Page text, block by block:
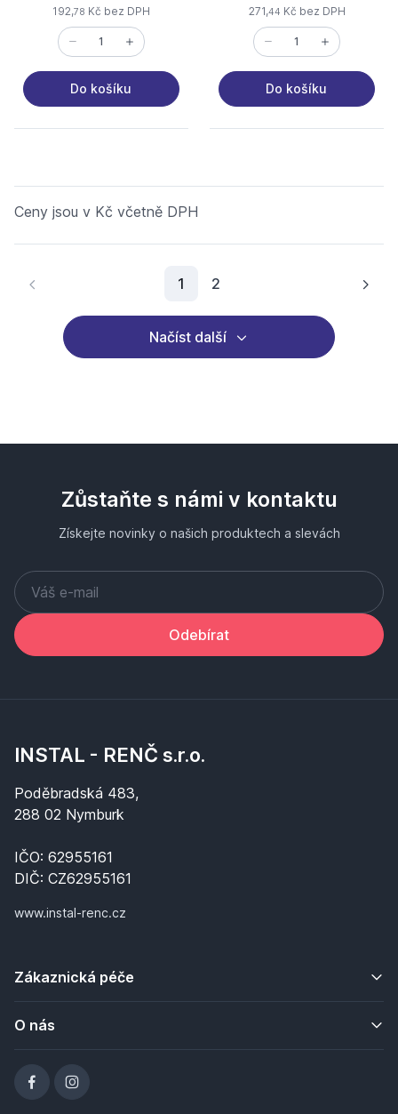
192,78 Kč bez DPH
Do košíku
271,44 Kč bez DPH
Do košíku
Ceny jsou v Kč včetně DPH
1 Aktuální stránka
2
Načíst další
Zůstaňte s námi v kontaktu
Získejte novinky o našich produktech a slevách
Odebírat
INSTAL - RENČ s.r.o.
Poděbradská 483,
288 02 Nymburk
IČO: 62955161
DIČ: CZ62955161
www.instal-renc.cz
Zákaznická péče
O nás